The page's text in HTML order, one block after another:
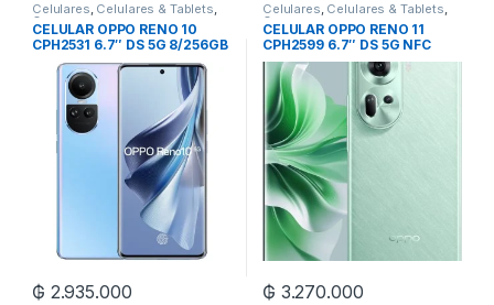
Celulares, Celulares & Tablets,
Oppo
CELULAR OPPO RENO 10
CPH2531 6.7″ DS 5G 8/256GB
₲ 2.935.000
Celulares, Celulares & Tablets,
Oppo
CELULAR OPPO RENO 11
CPH2599 6.7″ DS 5G NFC
12/256GB
₲ 3.270.000